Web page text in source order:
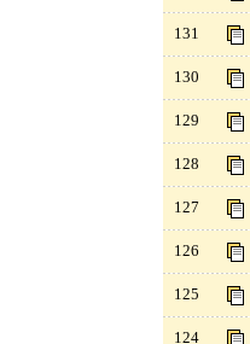
131
130
129
128
127
126
125
124